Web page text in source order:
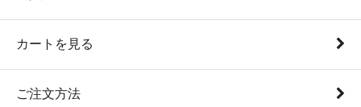
カートを見る
ご注文方法